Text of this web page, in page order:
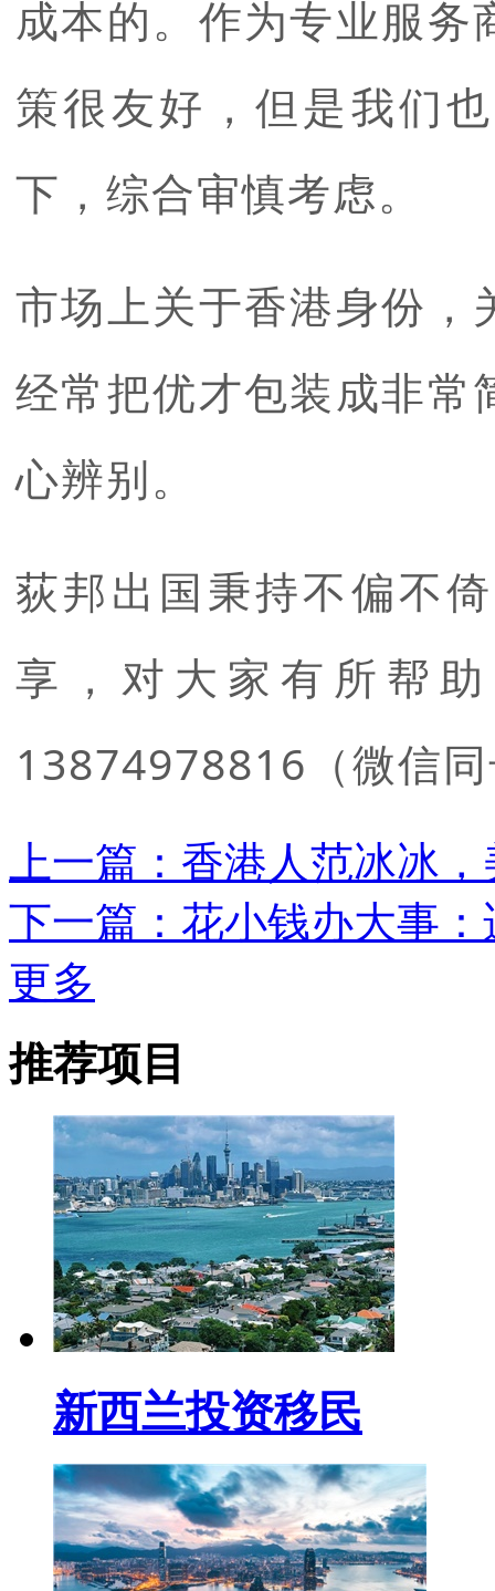
成本的。作为专业服
策很友好，但是我们
下，综合审慎考虑。
市场上关于香港身份，
经常把优才包装成非常
心辨别。
荻邦出国秉持不偏不
享，对大家有所帮
13874978816（微信
上一篇：香港人范冰冰
下一篇：花小钱办大事
更多
推荐项目
新西兰投资移民